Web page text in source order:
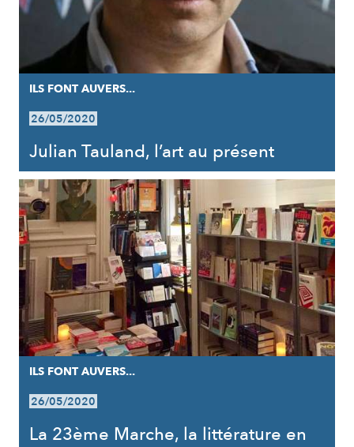
ILS FONT AUVERS...
26/05/2020
Julian Tauland, l’art au présent
ILS FONT AUVERS...
26/05/2020
La 23ème Marche, la littérature en